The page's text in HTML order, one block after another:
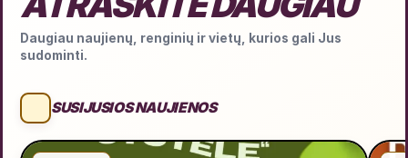
Daugiau naujienų, renginių ir vietų, kurios gali Jus
sudominti.
SUSIJUSIOS NAUJIENOS